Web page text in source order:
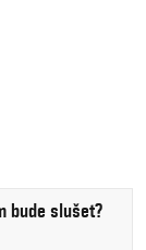
bude slušet?